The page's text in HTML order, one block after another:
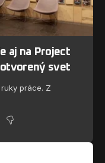
aj na Project
otvorený svet
ruky práce. Z